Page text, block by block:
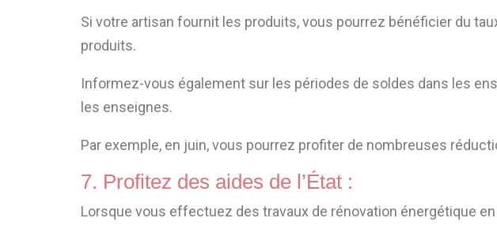
Si votre artisan fournit les produits, vous pourrez bénéficier du
produits.
Informez-vous également sur les périodes de soldes dans les
les enseignes.
Par exemple, en juin, vous pourrez profiter de nombreuses
7. Profitez des aides de l’État :
Lorsque vous effectuez des travaux de rénovation énergétique